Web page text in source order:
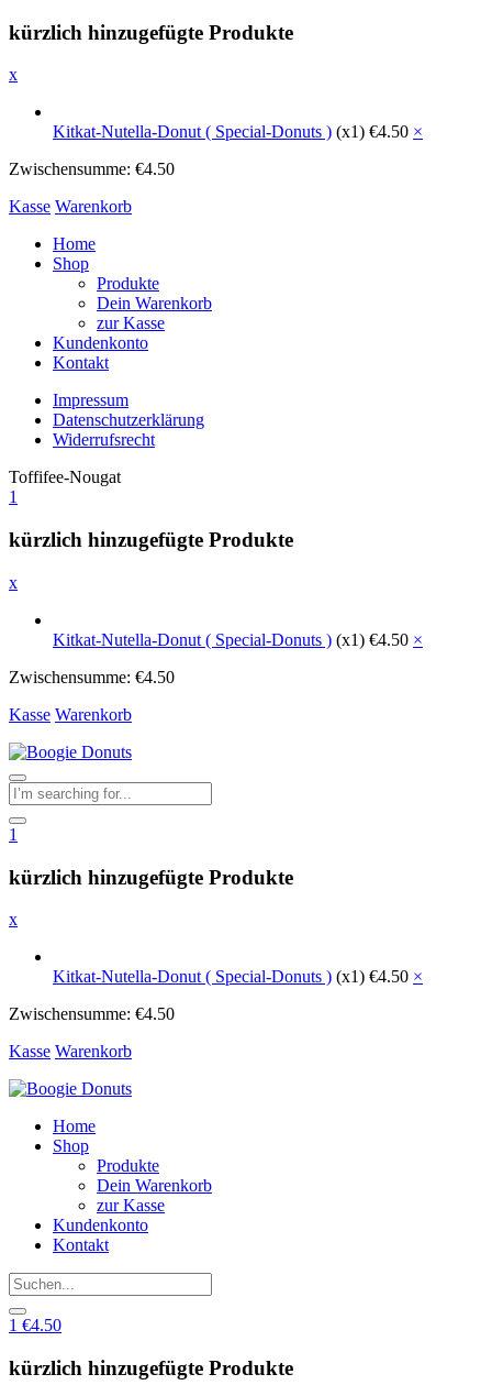
kürzlich hinzugefügte Produkte
x
Kitkat-Nutella-Donut ( Special-Donuts ) (x1) €4.50 ×
Zwischensumme: €4.50
Kasse Warenkorb
Home
Shop
Produkte
Dein Warenkorb
zur Kasse
Kundenkonto
Kontakt
Impressum
Datenschutzerklärung
Widerrufsrecht
Toffifee-Nougat
1
kürzlich hinzugefügte Produkte
x
Kitkat-Nutella-Donut ( Special-Donuts ) (x1) €4.50 ×
Zwischensumme: €4.50
Kasse Warenkorb
1
kürzlich hinzugefügte Produkte
x
Kitkat-Nutella-Donut ( Special-Donuts ) (x1) €4.50 ×
Zwischensumme: €4.50
Kasse Warenkorb
Home
Shop
Produkte
Dein Warenkorb
zur Kasse
Kundenkonto
Kontakt
1 €4.50
kürzlich hinzugefügte Produkte